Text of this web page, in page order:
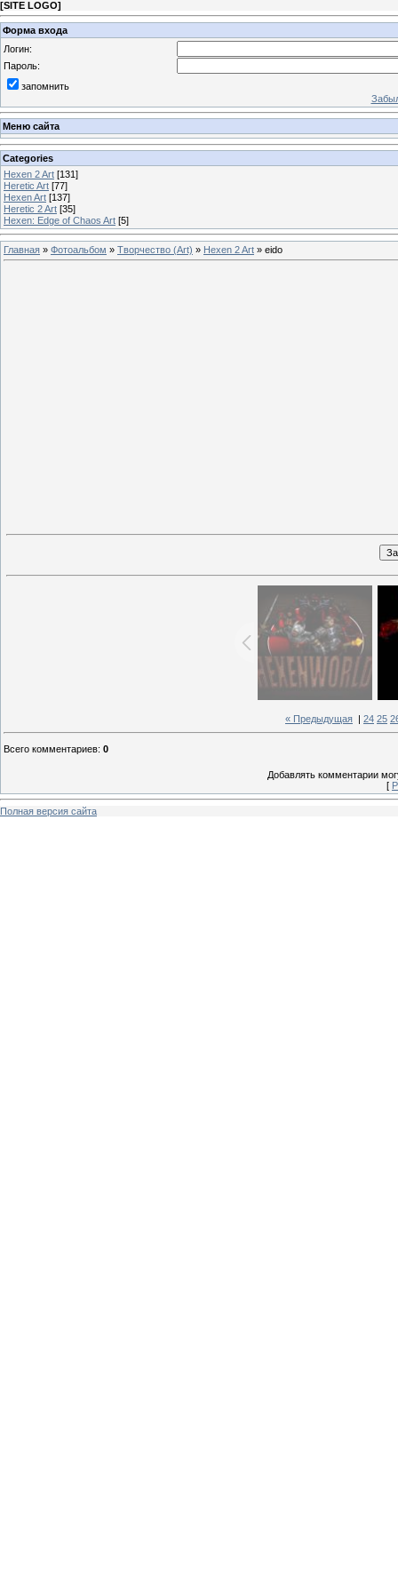
[SITE LOGO]
Форма входа
Логин:
Пароль:
запомнить
Меню сайта
Categories
Hexen 2 Art [131]
Heretic Art [77]
Hexen Art [137]
Heretic 2 Art [35]
Hexen: Edge of Chaos Art [5]
Главная » Фотоальбом » Творчество (Art) » Hexen 2 Art » eido
« Предыдущая 24 25
Всего комментариев: 0
Добавлять комментарии
[
Полная версия сайта